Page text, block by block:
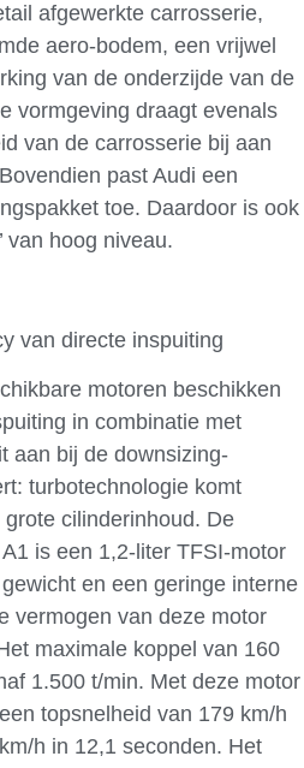
afgewerkte carrosserie,
aero-bodem, een vrijwel
van de onderzijde van de
vormgeving draagt evenals
van de carrosserie bij aan
past Audi een
toe. Daardoor is ook
van hoog niveau.
van directe inspuiting
motoren beschikken
in combinatie met
aan bij de downsizing-
turbotechnologie komt
cilinderinhoud. De
is een 1,2-liter TFSI-motor
en een geringe interne
vermogen van deze motor
maximale koppel van 160
1.500 t/min. Met deze motor
topsnelheid van 179 km/h
h in 12,1 seconden. Het